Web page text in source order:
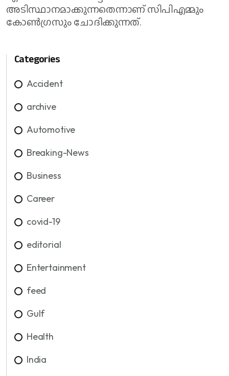
അടിസ്ഥാനമാക്കുന്നതെന്നാണ് സിപിഎമ്മും
കോണ്‍ഗ്രസും ചോദിക്കുന്നത്.
Categories
Accident
archive
Automotive
Breaking-News
Business
Career
covid-19
editorial
Entertainment
feed
Gulf
Health
India